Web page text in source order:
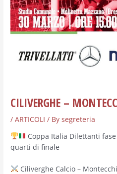
CILIVERGHE –
/ARTICOLI / Bysegreteria
Coppa Italia Dilettanti
quarti di finale
Ciliverghe Calcio –